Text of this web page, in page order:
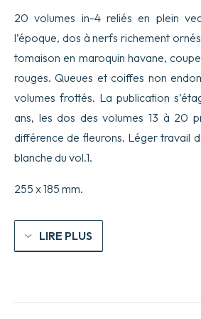
20 volumes in-4 reliés en plein
l’époque, dos à nerfs richement
tomaison en maroquin havane,
rouges. Queues et coiffes non
volumes frottés. La publication
ans, les dos des volumes 13 à 20
différence de fleurons. Léger travail
blanche du vol.1.
255 x 185 mm.
LIRE PLUS